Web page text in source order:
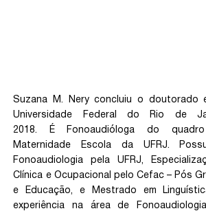
Suzana M. Nery concluiu o doutorado
Universidade Federal do Rio de
2018. É Fonoaudióloga do
Maternidade Escola da UFRJ.
Fonoaudiologia pela UFRJ,
Clínica e Ocupacional pelo Cefac – Pós
e Educação, e Mestrado em
experiência na área de